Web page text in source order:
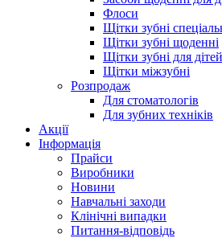
Флоси
Щітки зубні
Щітки зубні щоденні
Щітки зубні для дітей
Щітки міжзубні
Розпродаж
Для стоматологів
Для зубних техніків
Акції
Інформація
Прайси
Виробники
Новини
Навчальні заходи
Клінічні випадки
Питання-відповідь